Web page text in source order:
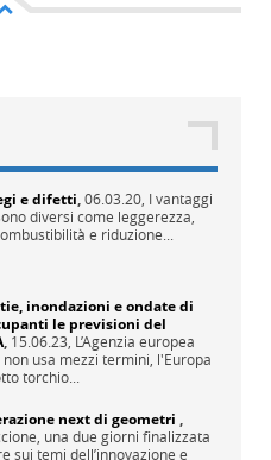
e difetti,06.03.20, I vantaggi
diversi come leggerezza,
e riduzione...
inondazioni e ondate di
le previsioni del
, 15.06.23, L’Agenzia europea
non usa mezzi termini, l'Europa
torchio...
next di geometri ,
una due giorni finalizzata
sui temi dell’innovazione e